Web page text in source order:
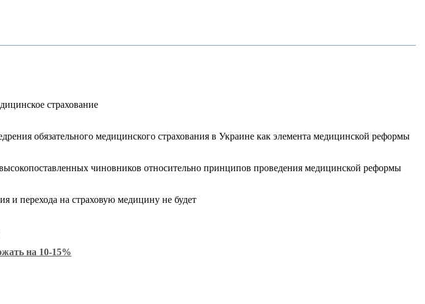
страхование
обязательного медицинского страхования в Украине как элемента медицинской реформы
чиновников относительно принципов проведения медицинской реформы
и перехода на страховую медицину не будет
на 10-15%